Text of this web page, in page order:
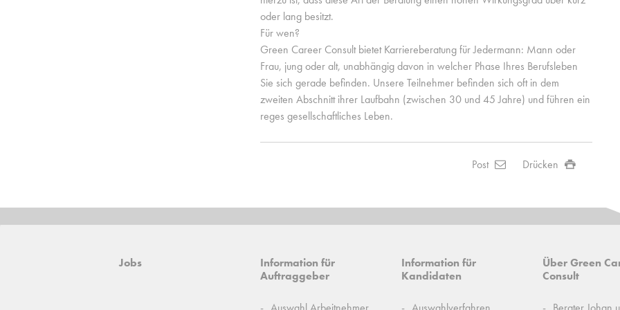
oder lang besitzt.
Für wen?
Green Career Consult bietet Karriereberatung für Jedermann: Mann oder
Frau, jung oder alt, unabhängig davon in welcher Phase Ihres Berufsleben
Sie sich gerade befinden. Unsere Teilnehmer befinden sich oft in dem
zweiten Abschnitt ihrer Laufbahn (zwischen 30 und 45 Jahre) und führen ein
reges gesellschaftliches Leben.
Post Drücken
Jobs
Information für
Auftraggeber
Information für
Kandidaten
Über Green
Consult